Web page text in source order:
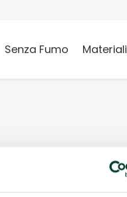
Senza Fumo Materiali